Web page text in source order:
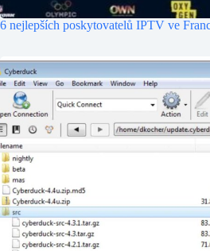
6 nejlepších poskytovatelů IPTV ve